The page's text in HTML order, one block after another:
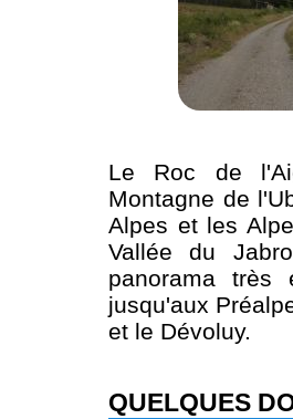
Le Roc de
Montagne de
Alpes et les
Vallée du
panorama très
jusqu'aux
et le Dévoluy.
QUELQUES